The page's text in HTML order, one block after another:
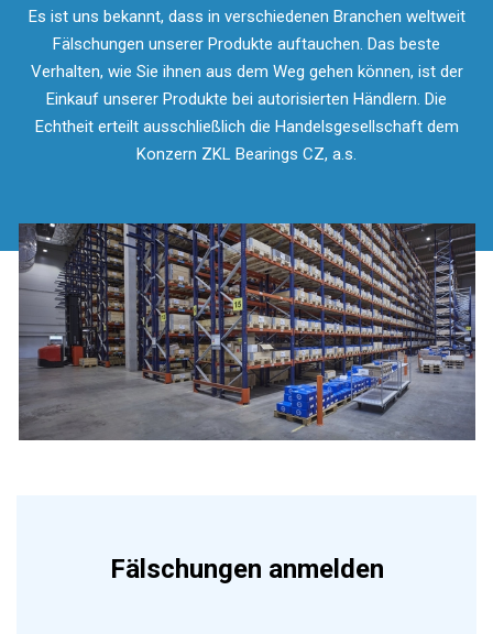
Es ist uns bekannt, dass in verschiedenen Branchen weltweit
Fälschungen unserer Produkte auftauchen. Das beste
Verhalten, wie Sie ihnen aus dem Weg gehen können, ist der
Einkauf unserer Produkte bei autorisierten Händlern. Die
Echtheit erteilt ausschließlich die Handelsgesellschaft dem
Konzern ZKL Bearings CZ, a.s.
Fälschungen anmelden